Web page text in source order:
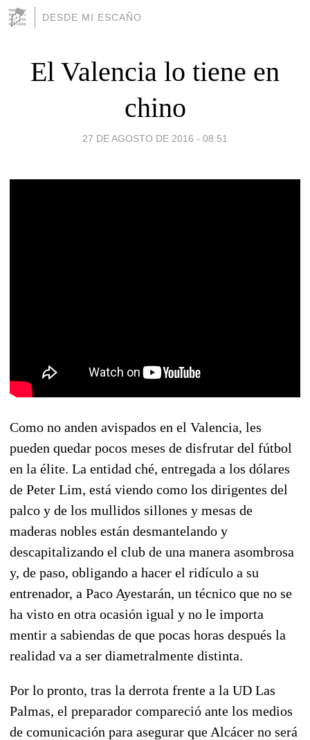
DESDE MI ESCAÑO
El Valencia lo tiene en
chino
27 DE AGOSTO DE 2016 - 08:51
Como no anden avispados en el Valencia, les
pueden quedar pocos meses de disfrutar del fútbol
en la élite. La entidad ché, entregada a los dólares
de Peter Lim, está viendo como los dirigentes del
palco y de los mullidos sillones y mesas de
maderas nobles están desmantelando y
descapitalizando el club de una manera asombrosa
y, de paso, obligando a hacer el ridículo a su
entrenador, a Paco Ayestarán, un técnico que no se
ha visto en otra ocasión igual y no le importa
mentir a sabiendas de que pocas horas después la
realidad va a ser diametralmente distinta.
Por lo pronto, tras la derrota frente a la UD Las
Palmas, el preparador compareció ante los medios
de comunicación para asegurar que Alcácer no será